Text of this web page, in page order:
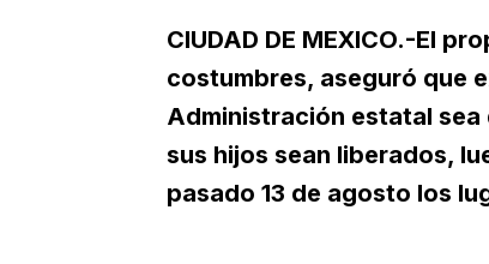
CIUDAD DE MEXICO.-El
costumbres, aseguró que
Administración estatal sea
sus hijos sean liberados,
pasado 13 de agosto los